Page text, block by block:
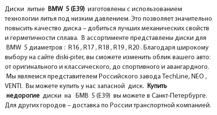
Диски литые BMW 5 (E39) изготовлены с использованием
технологии литья под низким давлением. Это позволяет значительно
повысить качество диска – добиться лучших механических свойств
и герметичности сплава. В ассортименте представлены диски для
BMW 5 диаметров : R16 , R17 , R18 , R19 , R20 . Благодаря широкому
выбору на сайте diski-piter, вы сможете изменить облик вашего авто:
от оригинального и классического, до спортивного и авангардного.
Мы являемся представителем Российского завода TechLine, NEO ,
VENTI. Вы можете купить у нас запасной диск. Купить
недорогие диски на БМВ 5 (E39) вы можете в Санкт-Петербурге.
Для других городов – доставка по России транспортной компанией.